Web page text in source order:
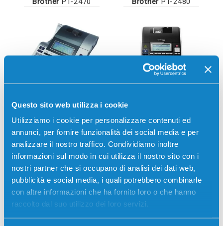
Questo sito web utilizza i cookie
Utilizziamo i cookie per personalizzare contenuti ed
annunci, per fornire funzionalità dei social media e per
analizzare il nostro traffico. Condividiamo inoltre
informazioni sul modo in cui utilizza il nostro sito con i
nostri partner che si occupano di analisi dei dati web,
pubblicità e social media, i quali potrebbero combinarle
con altre informazioni che ha fornito loro o che hanno
raccolto dal suo utilizzo dei loro servizi.
BrotherPT-2700 Brother